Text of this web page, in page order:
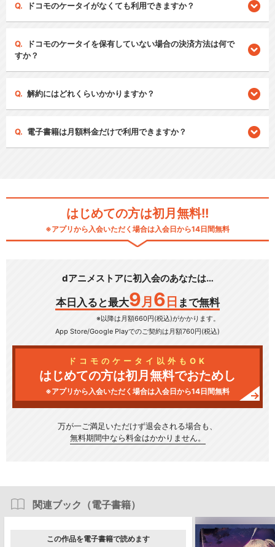
ドコモのケータイがなくても利用できますか？
ドコモのケータイを保有していない場合の決済方法は何で
すか？
解約にはどれくらいかかりますか？
電子書籍は月額料金だけで利用できますか？
はじめての方は初月無料!!
※アプリから入会いただく場合は入会日から14日間無料
dアニメストアに初入会のあなたは…
本日入ると最大9 月 6 日 まで無料
※以降は月額660円(税込)がかかります。
App Store/Google Playでのご契約は月額760円(税込)
ドコモのケータイ以外もOK
はじめての方は初月無料でおためし
※アプリから入会いただく場合は入会日から14日間無料
万が一ご満足いただけず退会される場合も、
無料期間中なら料金はかかりません。
関連ブック（電子書籍）
この作品を電子書籍で読めます